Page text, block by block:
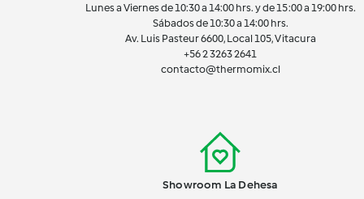
Lunes a Viernes de 10:30 a 14:00 hrs. y de 15:00 a 19:00 hrs.
Sábados de 10:30 a 14:00 hrs.
Av. Luis Pasteur 6600, Local 105, Vitacura
+56 2 3263 2641
contacto@thermomix.cl
Showroom La Dehesa